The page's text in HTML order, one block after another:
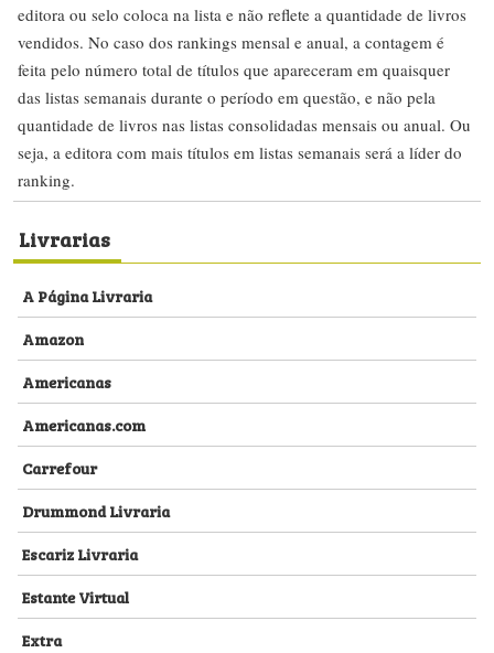
editora ou selo coloca na lista e não reflete a quantidade de livros
vendidos. No caso dos rankings mensal e anual, a contagem é
feita pelo número total de títulos que apareceram em quaisquer
das listas semanais durante o período em questão, e não pela
quantidade de livros nas listas consolidadas mensais ou anual. Ou
seja, a editora com mais títulos em listas semanais será a líder do
ranking.
Livrarias
A Página Livraria
Amazon
Americanas
Americanas.com
Carrefour
Drummond Livraria
Escariz Livraria
Estante Virtual
Extra